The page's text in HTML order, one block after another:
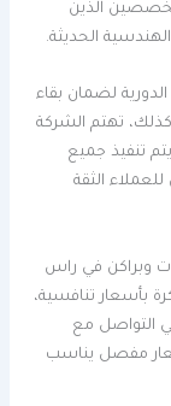
الذين
الحديثة.
لضمان بقاء
كذلك، تهتم الشركة
تنفيذ جميع
الثقة
وبراكن في راس
بأسعار تنافسية،
التواصل مع
مفصل يناسب